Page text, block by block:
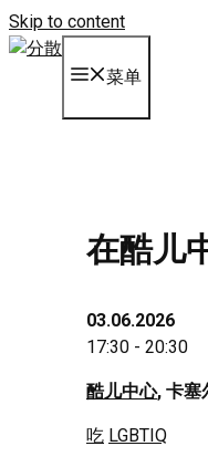
Skip to content
菜单
在酷儿
03.06.2026
17:30 - 20:30
酷儿中心, 卡塞
吃 LGBTIQ